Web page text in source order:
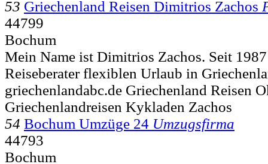
53 Griechenland Reisen Dimitrios Zachos
44799
Bochum
Mein Name ist Dimitrios Zachos. Seit
Reiseberater flexiblen Urlaub in
griechenlandabc.de Griechenland Reisen
Griechenlandreisen Kykladen Zachos
54 Bochum Umzüge 24 Umzugsfirma
44793
Bochum